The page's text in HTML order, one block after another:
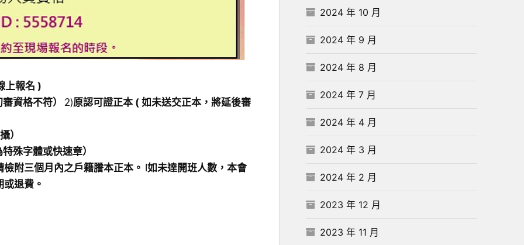
上報名 )
資格不符）
2)原認可證正本 ( 如未送交正本，將延後審
）
殊字體或快速章）
附三個月內之戶籍謄本正本。 l如未達開班人數，本會
退費。
2024 年 10 月
2024 年 9 月
2024 年 8 月
2024 年 7 月
2024 年 4 月
2024 年 3 月
2024 年 2 月
2023 年 12 月
2023 年 11 月